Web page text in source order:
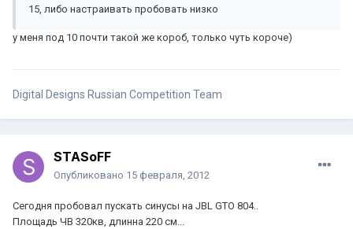
15, либо настраивать пробовать низко
у меня под 10 почти такой же короб, только чуть короче)
Digital Designs Russian Competition Team
STASoFF
Опубликовано 15 февраля, 2012
Сегодня пробовал пускать синусы на JBL GTO 804..
Площадь ЧВ 320кв, длинна 220 см...